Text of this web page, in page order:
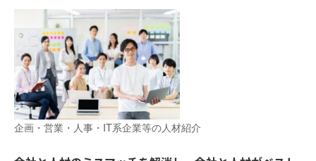
企画・営業・人事・IT系企業等の人材紹介